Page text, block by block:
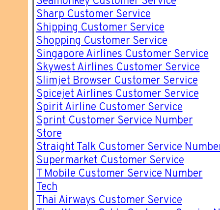
Sharp Customer Service
Shipping Customer Service
Shopping Customer Service
Singapore Airlines Customer Service
Skywest Airlines Customer Service
Slimjet Browser Customer Service
Spicejet Airlines Customer Service
Spirit Airline Customer Service
Sprint Customer Service Number
Store
Straight Talk Customer Service
Supermarket Customer Service
T Mobile Customer Service Number
Tech
Thai Airways Customer Service